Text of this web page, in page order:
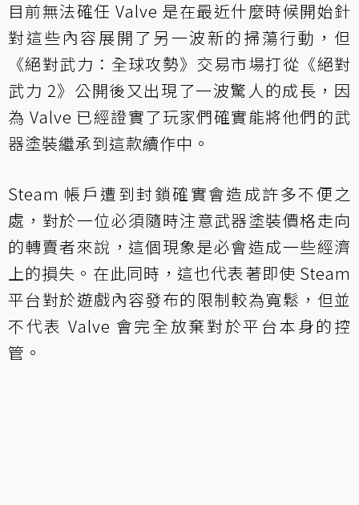
目前無法確任 Valve 是在最近什麼時候開始針
對這些內容展開了另一波新的掃蕩行動，但
《絕對武力：全球攻勢》交易市場打從《絕對
武力 2》公開後又出現了一波驚人的成長，因
為 Valve 已經證實了玩家們確實能將他們的武
器塗裝繼承到這款續作中。
Steam 帳戶遭到封鎖確實會造成許多不便之
處，對於一位必須隨時注意武器塗裝價格走向
的轉賣者來說，這個現象是必會造成一些經濟
上的損失。在此同時，這也代表著即使 Steam
平台對於遊戲內容發布的限制較為寬鬆，但並
不代表 Valve 會完全放棄對於平台本身的控
管。